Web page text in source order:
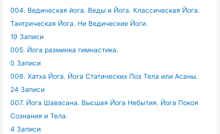
004. Ведическая йога. Веды и Йога. Классическая Йога.
Тантрическая Йога. Не Ведические Йоги.
19 Записи
005. Йога разминка гимнастика.
0 Записи
006. Хатха Йога. Йога Статических Поз Тела или Асаны.
24 Записи
007. Йога Шавасана. Высшая Йога Небытия. Йога Покоя
Сознания и Тела.
4 Записи